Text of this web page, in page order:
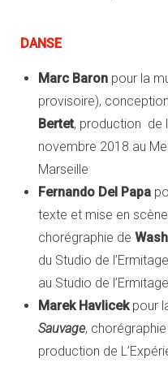
DANSE
Marc Baron pour la
provisoire),
Bertet, production de
novembre 2018 au
Marseille
Fernando Del Papa
texte et mise en
chorégraphie de
du Studio de
au Studio de
Marek Havlicekpour
Sauvage,
production de